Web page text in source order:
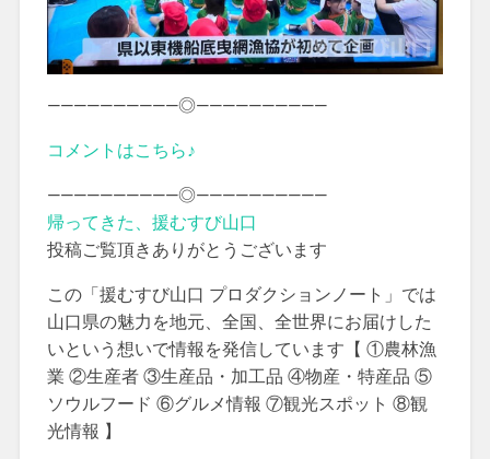
——————————◎——————————
コメントはこちら♪
——————————◎——————————
帰ってきた、援むすび山口
投稿ご覧頂きありがとうございます
この「援むすび山口 プロダクションノート」では
山口県の魅力を地元、全国、全世界にお届けした
いという想いで情報を発信しています【 ①農林漁
業 ②生産者 ③生産品・加工品 ④物産・特産品 ⑤
ソウルフード ⑥グルメ情報 ⑦観光スポット ⑧観
光情報 】